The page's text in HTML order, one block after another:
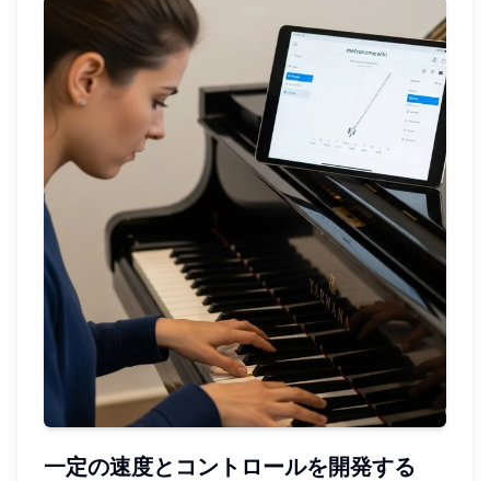
一定の速度とコントロールを開発する